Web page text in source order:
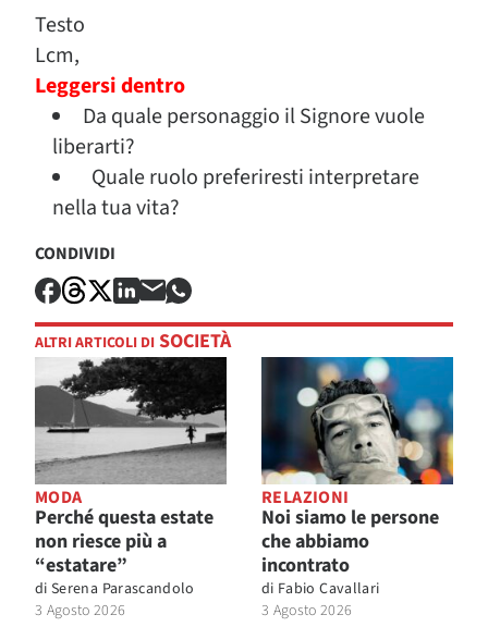
Testo
Lcm,
Leggersi dentro
Da quale personaggio il Signore vuole
liberarti?
Quale ruolo preferiresti interpretare
nella tua vita?
CONDIVIDI
ALTRI ARTICOLI DI SOCIETÀ
MODA
Perché questa estate
non riesce più a
“estatare”
di Serena Parascandolo
3 Agosto 2026
RELAZIONI
Noi siamo le persone
che abbiamo
incontrato
di Fabio Cavallari
3 Agosto 2026